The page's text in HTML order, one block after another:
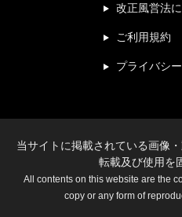
改正風営法
ご利用規約
プライバシ
当サイトに掲載されている画像
転載及び使用を
All contents on this website are the
copy or any form of